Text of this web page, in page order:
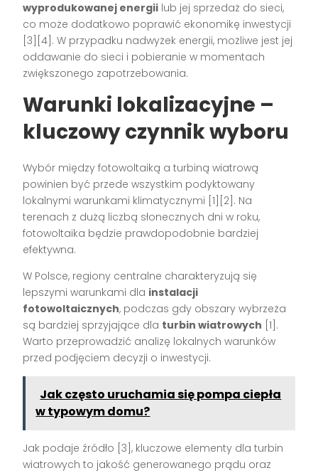
wyprodukowanej energii lub jej sprzedaż do sieci,
co może dodatkowo poprawić ekonomikę inwestycji
[3][4]. W przypadku nadwyżek energii, możliwe jest jej
oddawanie do sieci i pobieranie w momentach
zwiększonego zapotrzebowania.
Warunki lokalizacyjne –
kluczowy czynnik wyboru
Wybór między fotowoltaiką a turbiną wiatrową
powinien być przede wszystkim podyktowany
lokalnymi warunkami klimatycznymi [1][2]. Na
terenach z dużą liczbą słonecznych dni w roku,
fotowoltaika będzie prawdopodobnie bardziej
efektywna.
W Polsce, regiony centralne charakteryzują się
lepszymi warunkami dla instalacji
fotowoltaicznych, podczas gdy obszary wybrzeża
są bardziej sprzyjające dla turbin wiatrowych [1].
Warto przeprowadzić analizę lokalnych warunków
przed podjęciem decyzji o inwestycji.
Jak często uruchamia się pompa ciepła
w typowym domu?
Jak podaje źródło [3], kluczowe elementy dla turbin
wiatrowych to jakość generowanego prądu oraz